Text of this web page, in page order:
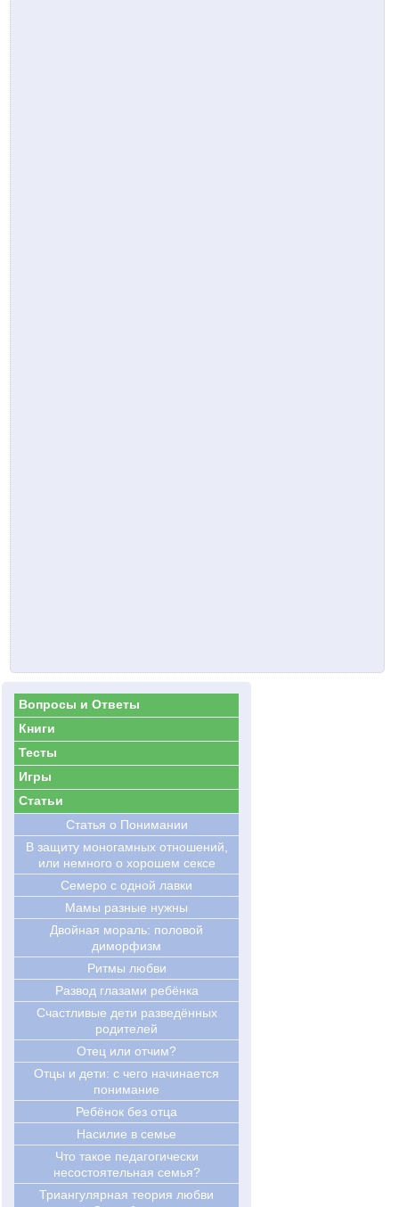
Вопросы и Ответы
Книги
Тесты
Игры
Статьи
Статья о Понимании
В защиту моногамных отношений,
или немного о хорошем сексе
Семеро с одной лавки
Мамы разные нужны
Двойная мораль: половой
диморфизм
Ритмы любви
Развод глазами ребёнка
Счастливые дети разведённых
родителей
Отец или отчим?
Отцы и дети: с чего начинается
понимание
Ребёнок без отца
Насилие в семье
Что такое педагогически
несостоятельная семья?
Триангулярная теория любви